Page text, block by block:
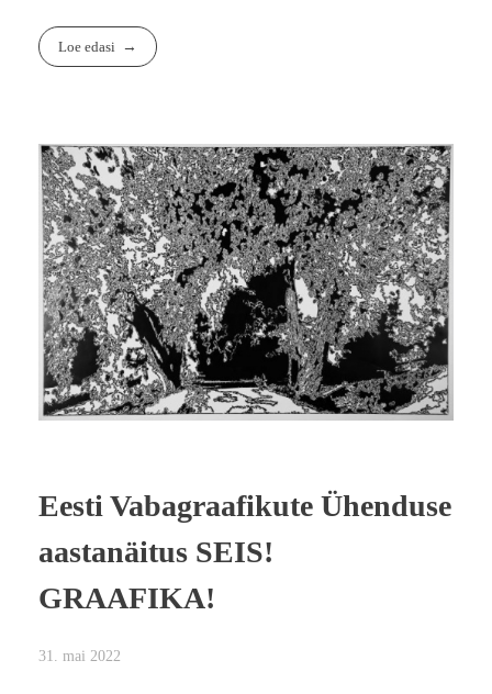
Loe edasi
Eesti Vabagraafikute Ühenduse
aastanäitus SEIS!
GRAAFIKA!
31. mai 2022